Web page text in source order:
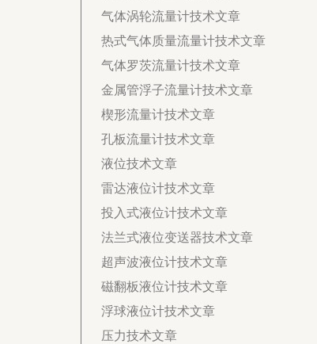
气体涡轮流量计技术文章
热式气体质量流量计技术文章
气体罗茨流量计技术文章
金属管浮子流量计技术文章
楔形流量计技术文章
孔板流量计技术文章
液位技术文章
雷达液位计技术文章
投入式液位计技术文章
法兰式液位变送器技术文章
超声波液位计技术文章
磁翻板液位计技术文章
浮球液位计技术文章
压力技术文章